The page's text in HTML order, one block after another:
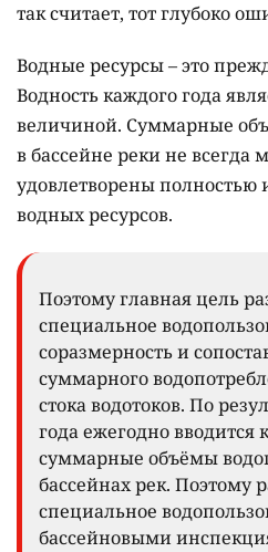
так считает, тот глубоко
Водные ресурсы – это
Водность каждого года
величиной. Суммарные
в бассейне реки не всегда
удовлетворены полностью
водных ресурсов.
Поэтому главная цель
специальное
соразмерность и
суммарного
стока водотоков. По
года ежегодно вводится
суммарные объёмы
бассейнах рек. Поэтому
специальное
бассейновыми